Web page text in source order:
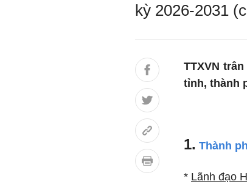
kỳ 2026-2031
TTXVN
tỉnh, thành
1. Thành
* Lãnh đạo